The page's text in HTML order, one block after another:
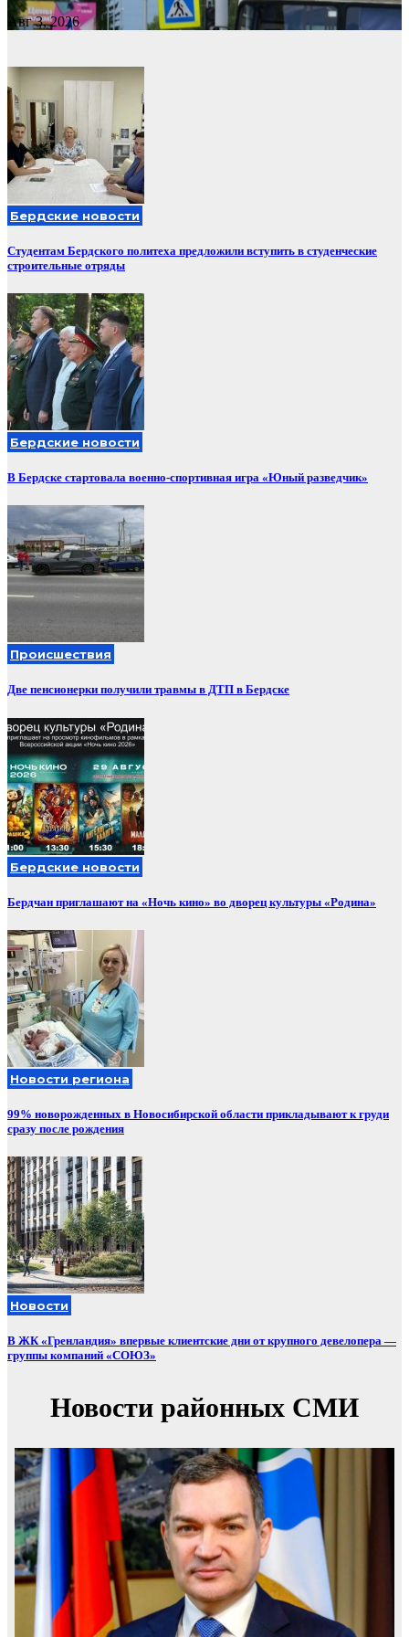
Авг 3, 2026
Бердские новости
Студентам Бердского политеха предложили вступить в студенческие
строительные отряды
Бердские новости
В Бердске стартовала военно-спортивная игра «Юный разведчик»
Происшествия
Две пенсионерки получили травмы в ДТП в Бердске
Бердские новости
Бердчан приглашают на «Ночь кино» во дворец культуры «Родина»
Новости региона
99% новорожденных в Новосибирской области прикладывают к груди
сразу после рождения
Новости
В ЖК «Гренландия» впервые клиентские дни от крупного девелопера —
группы компаний «СОЮЗ»